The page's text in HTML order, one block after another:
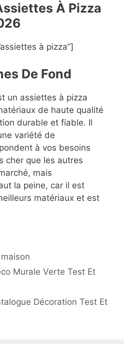
À Pizza
à pizza”]
De Fond
un assiettes à pizza
de haute qualité
durable et fiable. Il
variété de
à vos besoins
cher que les autres
mais
la peine, car il est
matériaux et est
Murale Verte Test Et
Décoration Test Et